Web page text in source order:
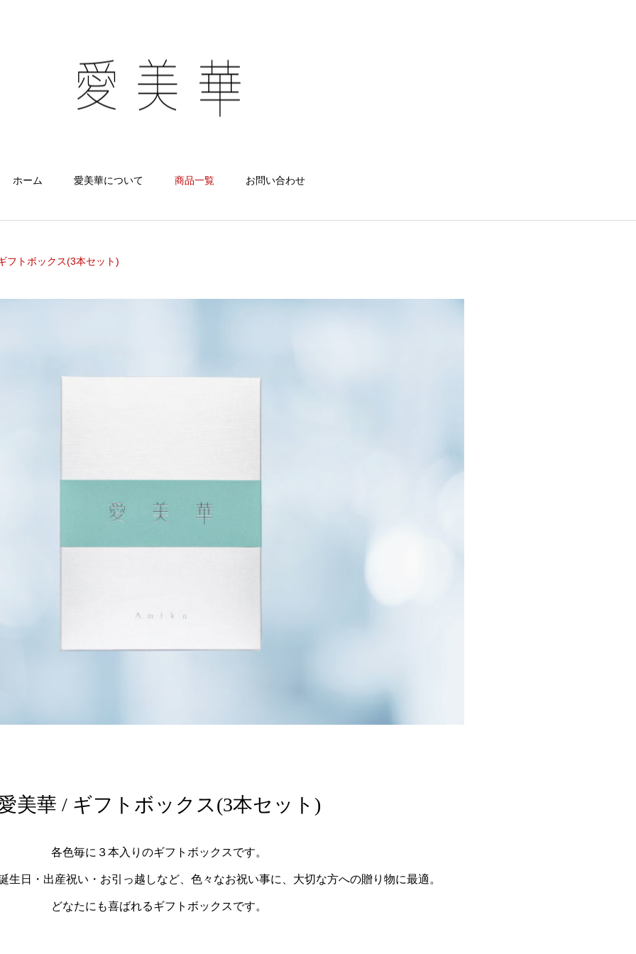
ホーム 愛美華について 商品一覧 お問い合わせ
フトボックス(3本セット)
美華 / ギフトボックス(3本セット)
各色毎に３本入りのギフトボックスです。
生日・出産祝い・お引っ越しなど、色々なお祝い事に、大切な方への贈り物に最適。
どなたにも喜ばれるギフトボックスです。